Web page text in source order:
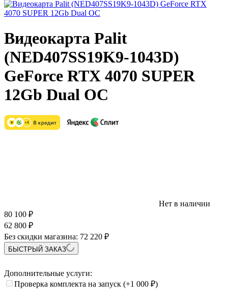
Видеокарта Palit
(NED407SS19K9-1043D)
GeForce RTX 4070 SUPER
12Gb Dual OC
Нет в наличии
80 100 ₽
62 800 ₽
Без скидки магазина: 72 220 ₽
БЫСТРЫЙ ЗАКАЗ
Дополнительные услуги:
Проверка комплекта на запуск (+1 000 ₽)